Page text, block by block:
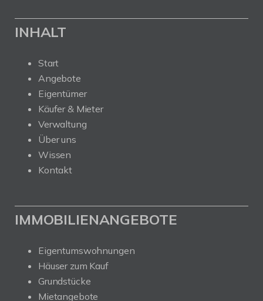
INHALT
Start
Angebote
Eigentümer
Käufer & Mieter
Verwaltung
Über uns
Wissen
Kontakt
IMMOBILIENANGEBOTE
Eigentumswohnungen
Häuser zum Kauf
Grundstücke
Mietangebote